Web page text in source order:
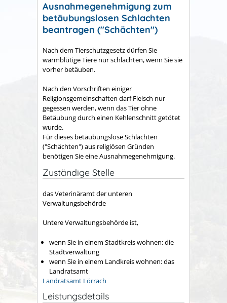
Ausnahmegenehmigung zum
betäubungslosen Schlachten
beantragen ("Schächten")
Nach dem Tierschutzgesetz dürfen Sie
warmblütige Tiere nur schlachten, wenn Sie sie
vorher betäuben.
Nach den Vorschriften einiger
Religionsgemeinschaften darf Fleisch nur
gegessen werden, wenn das Tier ohne
Betäubung durch einen Kehlenschnitt getötet
wurde.
Für dieses betäubungslose Schlachten
("Schächten") aus religiösen Gründen
benötigen Sie eine Ausnahmegenehmigung.
Zuständige Stelle
das Veterinäramt der unteren
Verwaltungsbehörde
Untere Verwaltungsbehörde ist,
wenn Sie in einem Stadtkreis wohnen: die
Stadtverwaltung
wenn Sie in einem Landkreis wohnen: das
Landratsamt
Landratsamt Lörrach
Leistungsdetails